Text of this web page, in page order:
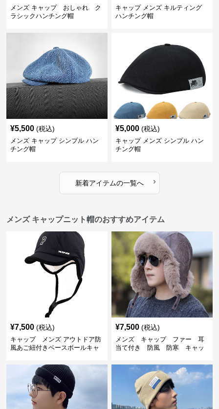
メンズ キャップ おしゃれ ク
ラシックハンチング帽
キャップ メンズ キルティング
ハンチング帽
¥5,500 (税込)
メンズ キャップ シンプル ハン
チング帽
¥5,000 (税込)
キャップ メンズ シンプル ハン
チング帽
新着アイテムの一覧へ ›
メンズ キャップニット帽のおすすめアイテム
¥7,500 (税込)
キャップ メンズ アウトドア防
風あご紐付きベースボールキャ
¥7,500 (税込)
メンズ キャップ ファー 耳
当て付き 防風 防寒 キャッ